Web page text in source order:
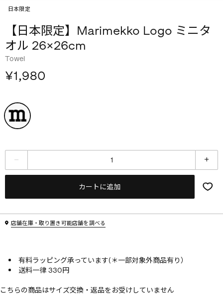
日本限定
【日本限定】Marimekko Logo ミニタ
オル 26×26cm
Towel
¥1,980
カートに追加
店舗在庫・取り置き可能店舗を調べる
有料ラッピング承っています(＊一部対象外商品有り）
送料一律 330円
こちらの商品はサイズ交換・返品をお受けしていません